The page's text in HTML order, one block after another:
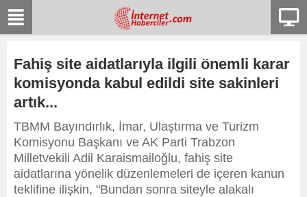
Fahiş site aidatlarıyla ilgili önemli karar
komisyonda kabul edildi site sakinleri
artık...
TBMM Bayındırlık, İmar, Ulaştırma ve Turizm
Komisyonu Başkanı ve AK Parti Trabzon
Milletvekili Adil Karaismailoğlu, fahiş site
aidatlarına yönelik düzenlemeleri de içeren kanun
teklifine ilişkin, "Bundan sonra siteyle alakalı